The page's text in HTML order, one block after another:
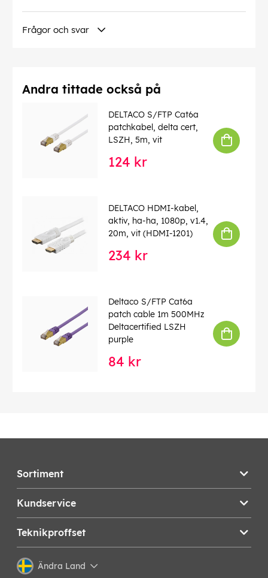
Frågor och svar
Andra tittade också på
DELTACO S/FTP Cat6a
patchkabel, delta cert,
LSZH, 5m, vit
124 kr
DELTACO HDMI-kabel,
aktiv, ha-ha, 1080p, v1.4,
20m, vit (HDMI-1201)
234 kr
Deltaco S/FTP Cat6a
patch cable 1m 500MHz
Deltacertified LSZH
purple
84 kr
Sortiment
Kundservice
Teknikproffset
Ändra Land